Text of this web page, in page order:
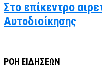
Στο επίκεντρο
Αυτοδιοίκησης
ΡΟΗ ΕΙΔΗΣΕΩΝ